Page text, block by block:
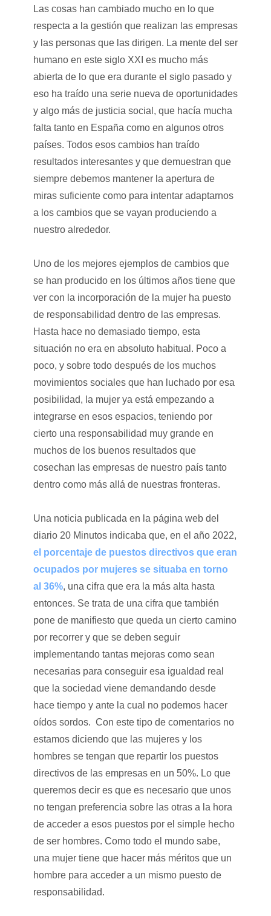
Las cosas han cambiado mucho en lo que
respecta a la gestión que realizan las empresas
y las personas que las dirigen. La mente del ser
humano en este siglo XXI es mucho más
abierta de lo que era durante el siglo pasado y
eso ha traído una serie nueva de oportunidades
y algo más de justicia social, que hacía mucha
falta tanto en España como en algunos otros
países. Todos esos cambios han traído
resultados interesantes y que demuestran que
siempre debemos mantener la apertura de
miras suficiente como para intentar adaptarnos
a los cambios que se vayan produciendo a
nuestro alrededor.
Uno de los mejores ejemplos de cambios que
se han producido en los últimos años tiene que
ver con la incorporación de la mujer ha puesto
de responsabilidad dentro de las empresas.
Hasta hace no demasiado tiempo, esta
situación no era en absoluto habitual. Poco a
poco, y sobre todo después de los muchos
movimientos sociales que han luchado por esa
posibilidad, la mujer ya está empezando a
integrarse en esos espacios, teniendo por
cierto una responsabilidad muy grande en
muchos de los buenos resultados que
cosechan las empresas de nuestro país tanto
dentro como más allá de nuestras fronteras.
Una noticia publicada en la página web del
diario 20 Minutos indicaba que, en el año 2022,
el porcentaje de puestos directivos que eran
ocupados por mujeres se situaba en torno
al 36%, una cifra que era la más alta hasta
entonces. Se trata de una cifra que también
pone de manifiesto que queda un cierto camino
por recorrer y que se deben seguir
implementando tantas mejoras como sean
necesarias para conseguir esa igualdad real
que la sociedad viene demandando desde
hace tiempo y ante la cual no podemos hacer
oídos sordos. Con este tipo de comentarios no
estamos diciendo que las mujeres y los
hombres se tengan que repartir los puestos
directivos de las empresas en un 50%. Lo que
queremos decir es que es necesario que unos
no tengan preferencia sobre las otras a la hora
de acceder a esos puestos por el simple hecho
de ser hombres. Como todo el mundo sabe,
una mujer tiene que hacer más méritos que un
hombre para acceder a un mismo puesto de
responsabilidad.